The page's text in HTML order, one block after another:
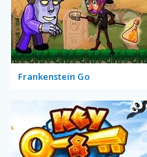
Frankenstein Go